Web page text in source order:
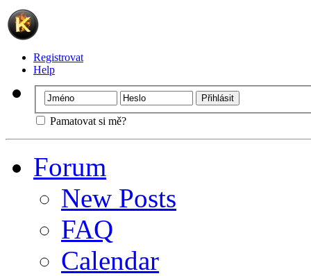
Registrovat
Help
Pamatovat si mě?
Forum
New Posts
FAQ
Calendar